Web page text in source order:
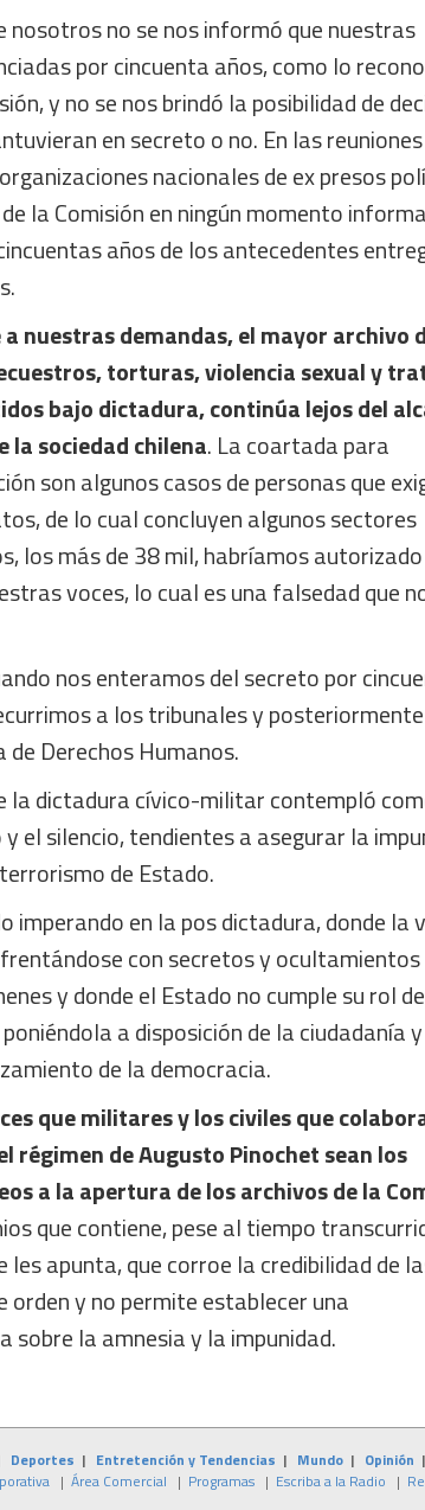
nosotros no se nos informó que nuestras
por cincuenta años, como lo
y no se nos brindó la posibilidad de
en secreto o no. En las reuniones
nacionales de ex presos
la Comisión en ningún momento
años de los antecedentes
a nuestras demandas, el mayor archivo
torturas, violencia sexual y
bajo dictadura, continúa lejos del
la sociedad chilena. La coartada para
son algunos casos de personas que
de lo cual concluyen algunos sectores
los más de 38 mil, habríamos
voces, lo cual es una falsedad que
nos enteramos del secreto por
a los tribunales y
Derechos Humanos.
la dictadura cívico-militar contempló
el silencio, tendientes a asegurar la
de Estado.
imperando en la pos dictadura, donde la
con secretos y
y donde el Estado no cumple su rol de
a disposición de la ciudadanía y
de la democracia.
que militares y los civiles que
régimen de Augusto Pinochet sean los
a la apertura de los archivos de la
que contiene, pese al tiempo
les apunta, que corroe la credibilidad de
orden y no permite establecer una
sobre la amnesia y la impunidad.
Deportes | Entretención y Tendencias | Mundo| Opinión |
| Área Comercial | Programas | Escriba a la Radio |